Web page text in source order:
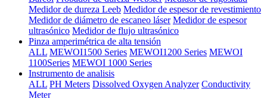
Medidor de dureza Leeb Medidor de espesor de revestimiento
Medidor de diámetro de escaneo láser Medidor de espesor
ultrasónico Medidor de flujo ultrasónico
Pinza amperimétrica de alta tensión
ALL MEWOI1500 Series MEWOI1200 Series MEWOI
1100Series MEWOI 1000 Series
Instrumento de analisis
ALL PH Meters Dissolved Oxygen Analyzer Conductivity
Meter